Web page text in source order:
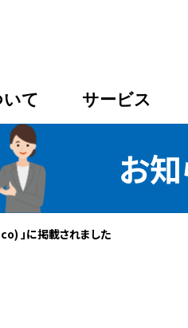
て サービス
お
」に掲載されました